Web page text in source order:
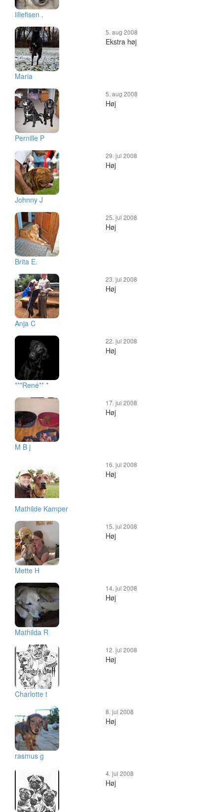
lillefisen .
Maria
5. aug 2008
Ekstra høj
Pernille P
5. aug 2008
Høj
Johnny J
29. jul 2008
Høj
Brita E.
25. jul 2008
Høj
Anja C
23. jul 2008
Høj
***René** *
22. jul 2008
Høj
M B j
17. jul 2008
Høj
Mathilde Kamper
16. jul 2008
Høj
Mette H
15. jul 2008
Høj
Mathilda R
14. jul 2008
Høj
Charlotte t
12. jul 2008
Høj
rasmus g
8. jul 2008
Høj
4. jul 2008
Høj